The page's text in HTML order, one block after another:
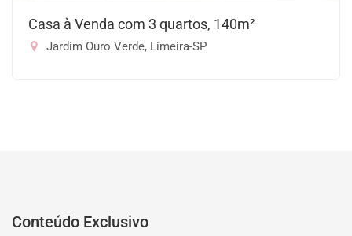
Casa à Venda com 3 quartos, 140m²
Jardim Ouro Verde, Limeira-SP
Conteúdo Exclusivo